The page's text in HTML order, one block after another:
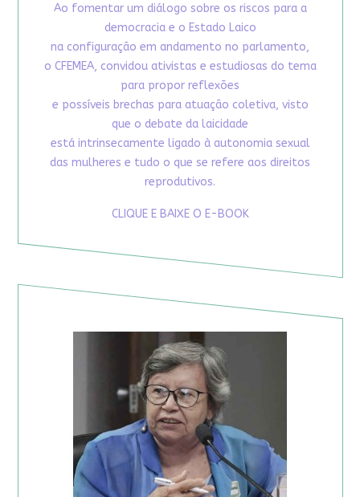
Ao fomentar um diálogo sobre os riscos para a
democracia e o Estado Laico
na configuração em andamento no parlamento,
o CFEMEA, convidou ativistas e estudiosas do tema
para propor reflexões
e possíveis brechas para atuação coletiva, visto
que o debate da laicidade
está intrinsecamente ligado à autonomia sexual
das mulheres e tudo o que se refere aos direitos
reprodutivos.
CLIQUE E BAIXE O E-BOOK